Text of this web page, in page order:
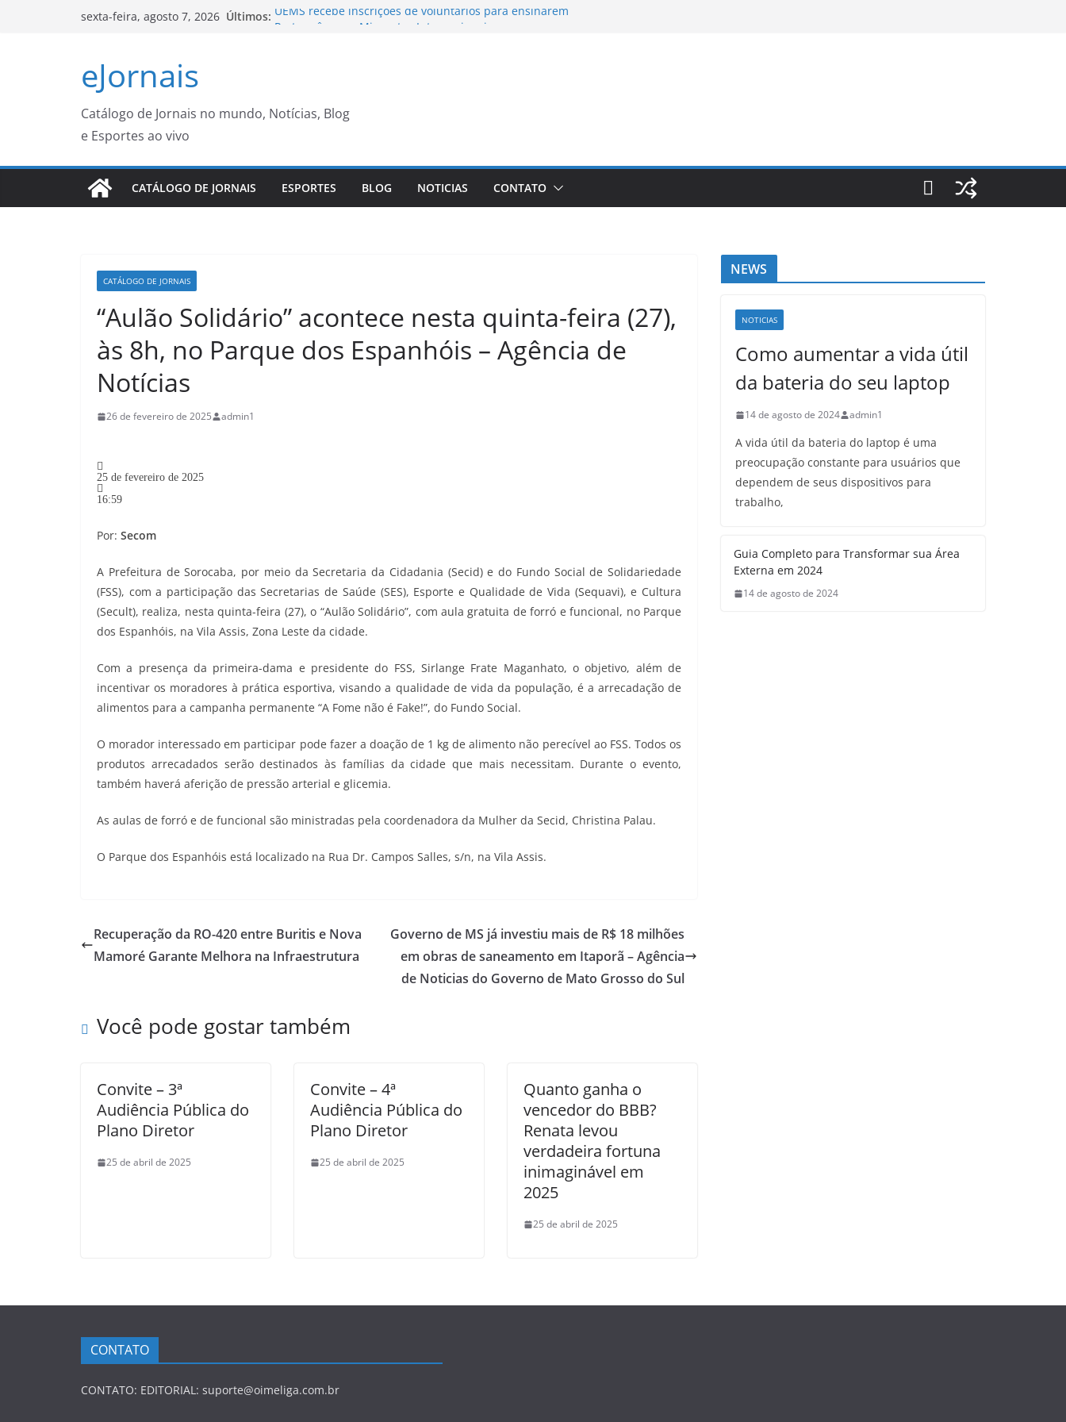
sexta-feira, agosto 7, 2026 Últimos: UEMS recebe inscrições de voluntários para ensinarem
Candidatos do Encceja 2026 podem consultar o cartão de
eJornais
Catálogo de Jornais no mundo, Notícias, Blog
e Esportes ao vivo
CATÁLOGO DE JORNAIS ESPORTES BLOG NOTICIAS CONTATO
CATÁLOGO DE JORNAIS
“Aulão Solidário” acontece nesta quinta-feira (27),
às 8h, no Parque dos Espanhóis – Agência de
Notícias
26 de fevereiro de 2025 admin1
25 de fevereiro de 2025
16:59
Por: Secom
A Prefeitura de Sorocaba, por meio da Secretaria da Cidadania (Secid) e do Fundo Social de Solidariedade
(FSS), com a participação das Secretarias de Saúde (SES), Esporte e Qualidade de Vida (Sequavi), e Cultura
(Secult), realiza, nesta quinta-feira (27), o “Aulão Solidário”, com aula gratuita de forró e funcional, no Parque
dos Espanhóis, na Vila Assis, Zona Leste da cidade.
Com a presença da primeira-dama e presidente do FSS, Sirlange Frate Maganhato, o objetivo, além de
incentivar os moradores à prática esportiva, visando a qualidade de vida da população, é a arrecadação de
alimentos para a campanha permanente “A Fome não é Fake!”, do Fundo Social.
O morador interessado em participar pode fazer a doação de 1 kg de alimento não perecível ao FSS. Todos os
produtos arrecadados serão destinados às famílias da cidade que mais necessitam. Durante o evento,
também haverá aferição de pressão arterial e glicemia.
As aulas de forró e de funcional são ministradas pela coordenadora da Mulher da Secid, Christina Palau.
O Parque dos Espanhóis está localizado na Rua Dr. Campos Salles, s/n, na Vila Assis.
Recuperação da RO-420 entre Buritis e Nova
Mamoré Garante Melhora na Infraestrutura
Governo de MS já investiu mais de R$ 18 milhões
em obras de saneamento em Itaporã – Agência
de Noticias do Governo de Mato Grosso do Sul
Você pode gostar também
Convite – 3ª
Audiência Pública do
Plano Diretor
25 de abril de 2025
Convite – 4ª
Audiência Pública do
Plano Diretor
25 de abril de 2025
Quanto ganha o
vencedor do BBB?
Renata levou
verdadeira fortuna
inimaginável em
2025
25 de abril de 2025
NEWS
NOTICIAS
Como aumentar a vida útil
da bateria do seu laptop
14 de agosto de 2024 admin1
A vida útil da bateria do laptop é uma
preocupação constante para usuários que
dependem de seus dispositivos para
trabalho,
Guia Completo para Transformar sua Área
Externa em 2024
14 de agosto de 2024
CONTATO
CONTATO: EDITORIAL: suporte@oimeliga.com.br